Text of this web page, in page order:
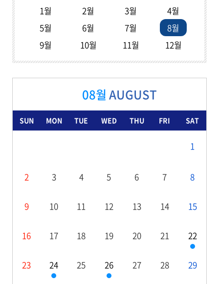
1월 2월 3월
4월
5월
6월 7월
8월
9월
10월 11월 12월
08월AUGUST
SUN MON TUE WED THU FRI SAT
1
2 3 4 5 6 7 8
9 10 11 12 13 14 15
16 17 18 19 20 21 22
23 24 25 26 27 28 29